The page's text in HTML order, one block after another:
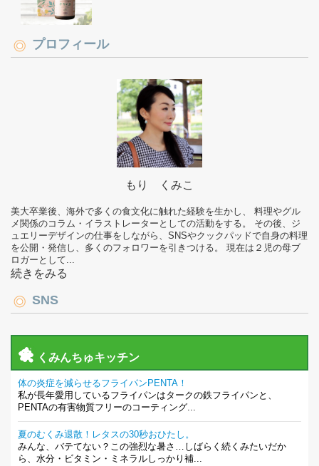
プロフィール
もり くみこ
美大卒業後、海外で多くの食文化に触れた経験を生かし、 料理やグル
メ関係のコラム・イラストレーターとしての活動をする。 その後、ジ
ュエリーデザインの仕事をしながら、SNSやクックパッドで自身の料理
を公開・発信し、多くのフォロワーを引きつける。 現在は２児の母ブ
ロガーとして...
続きをみる
SNS
くみんちゅキッチン
体の炎症を減らせるフライパンPENTA！
私が長年愛用しているフライパンはタークの鉄フライパンと、
PENTAの有害物質フリーのコーティング...
夏のむくみ退散！レタスの30秒おひたし。
みんな、バテてない？この強烈な暑さ…しばらく続くみたいだか
ら、水分・ビタミン・ミネラルしっかり補...